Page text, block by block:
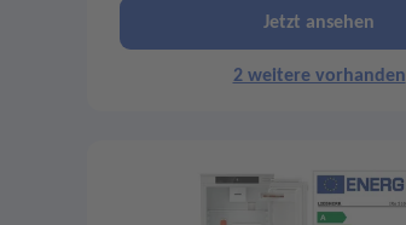
Jetzt ansehen
2 weitere vorhanden